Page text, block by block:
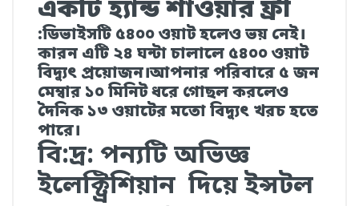
একটি হ্যান্ড শাওয়ার ফ্রী
:ডিভাইসটি ৫৪০০ ওয়াট হলেও ভয় নেই।
কারন এটি ২৪ ঘন্টা চালালে ৫৪০০ ওয়াট
বিদ্যুৎ প্রয়োজন।আপনার পরিবারে ৫ জন
মেম্বার ১০ মিনিট ধরে গোছল করলেও
দৈনিক ১৩ ওয়াটের মতো বিদ্যুৎ খরচ হতে
পারে।
বি:দ্র: পন্যটি অভিজ্ঞ
ইলেক্ট্রিশিয়ান দিয়ে ইন্সটল